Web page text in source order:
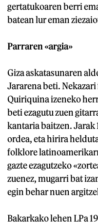
gertatukoaren berri
batean lur eman
Parraren «argia»
Giza askatasunaren
Jararena beti.
Quiriquina izeneko
beti ezagutu zuen
kantaria baitzen. Jarak
ordea, eta hirira
folklore
gazte ezagutzeko
zuenez, mugarri bat
egin behar nuen
Bakarkako lehen LPa